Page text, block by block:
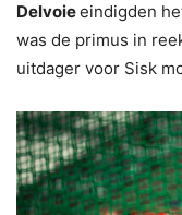
Delvoieeindigden
was de primus in
uitdager voor Sisk